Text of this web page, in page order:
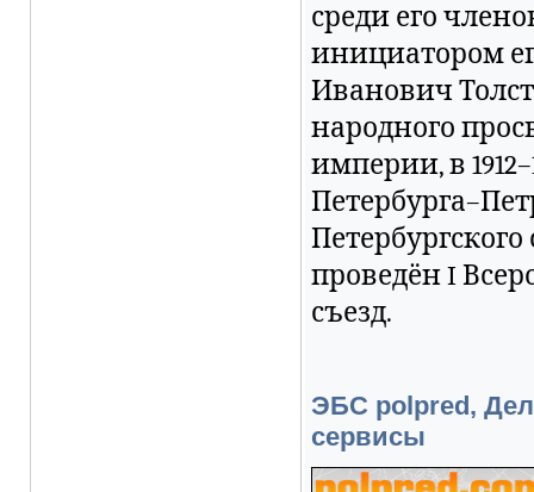
среди его
инициатором
Иванович
народного
империи, в
Петербургского
проведён I
съезд.
ЭБС polpred,
сервисы